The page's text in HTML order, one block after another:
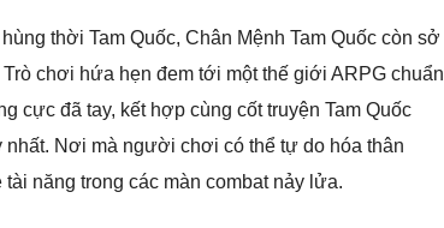
thời Tam Quốc, Chân Mệnh Tam Quốc còn sở
chơi hứa hẹn đem tới một thế giới ARPG chuẩn
cực đã tay, kết hợp cùng cốt truyện Tam Quốc
nhất. Nơi mà người chơi có thể tự do hóa thân
năng trong các màn combat nảy lửa.